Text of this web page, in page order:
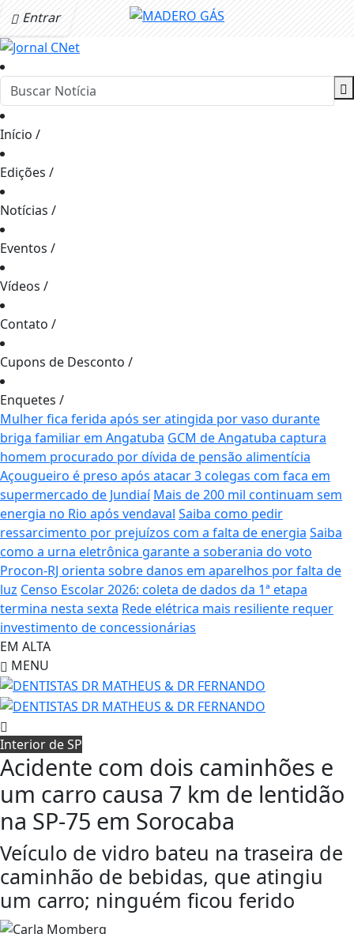
Entrar
Início /
Edições /
Notícias /
Eventos /
Vídeos /
Contato /
Cupons de Desconto /
Enquetes /
Mulher fica ferida após ser atingida por vaso durante
briga familiar em Angatuba GCM de Angatuba captura
homem procurado por dívida de pensão alimentícia
Açougueiro é preso após atacar 3 colegas com faca em
supermercado de Jundiaí Mais de 200 mil continuam sem
energia no Rio após vendaval Saiba como pedir
ressarcimento por prejuízos com a falta de energia Saiba
como a urna eletrônica garante a soberania do voto
Procon-RJ orienta sobre danos em aparelhos por falta de
luz Censo Escolar 2026: coleta de dados da 1ª etapa
termina nesta sexta Rede elétrica mais resiliente requer
investimento de concessionárias
EM ALTA
MENU
Interior de SP
Acidente com dois caminhões e
um carro causa 7 km de lentidão
na SP-75 em Sorocaba
Veículo de vidro bateu na traseira de
caminhão de bebidas, que atingiu
um carro; ninguém ficou ferido